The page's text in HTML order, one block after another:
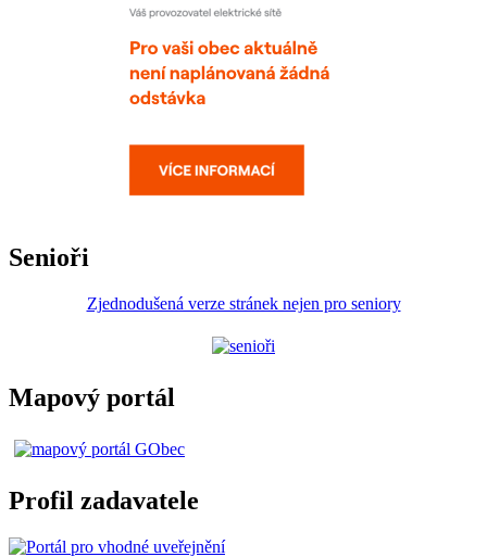
Senioři
Zjednodušená verze stránek nejen pro seniory
Mapový portál
Profil zadavatele